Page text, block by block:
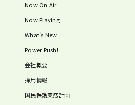
Now On Air
Now Playing
What’s New
Power Push!
会社概要
採用情報
国民保護業務計画